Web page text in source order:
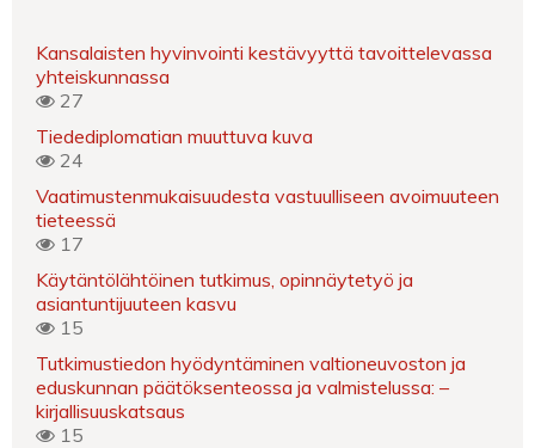
Kansalaisten hyvinvointi kestävyyttä tavoittelevassa
yhteiskunnassa
27
Tiedediplomatian muuttuva kuva
24
Vaatimustenmukaisuudesta vastuulliseen avoimuuteen
tieteessä
17
Käytäntölähtöinen tutkimus, opinnäytetyö ja
asiantuntijuuteen kasvu
15
Tutkimustiedon hyödyntäminen valtioneuvoston ja
eduskunnan päätöksenteossa ja valmistelussa: –
kirjallisuuskatsaus
15